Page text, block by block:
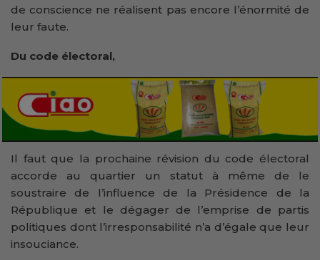
de conscience ne réalisent pas encore l’énormité de
leur faute.
Du code électoral,
Il faut que la prochaine révision du code électoral
accorde au quartier un statut à même de le
soustraire de l’influence de la Présidence de la
République et le dégager de l’emprise de partis
politiques dont l’irresponsabilité n’a d’égale que leur
insouciance.